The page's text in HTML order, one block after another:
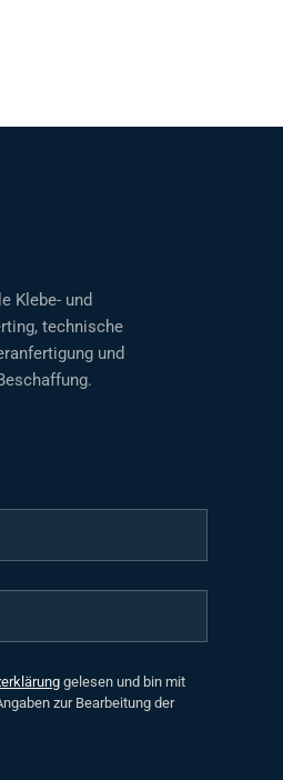
Klebe- und
technische
und
gelesen und bin mit
zur Bearbeitung der